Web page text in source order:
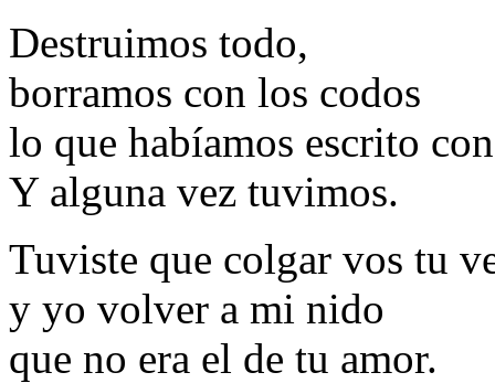
Destruimos todo,
borramos con los codos
lo que habíamos escrito
Y alguna vez tuvimos.
Tuviste que colgar vos tu
y yo volver a mi nido
que no era el de tu amor.